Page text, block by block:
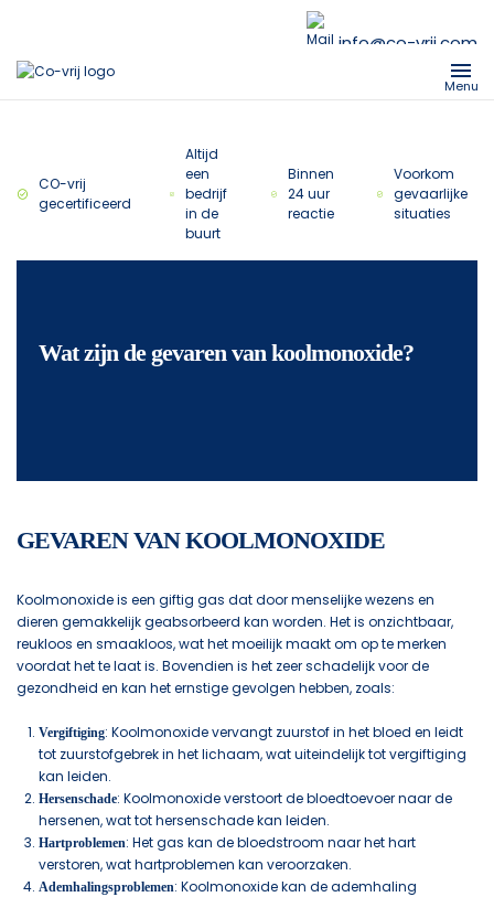
info@co-vrij.com
Menu
CO-vrij
gecertificeerd
Altijd
een
bedrijf
in de
buurt
Binnen
24 uur
reactie
Voorkom
gevaarlijke
situaties
Wat zijn de gevaren van koolmonoxide?
GEVAREN VAN KOOLMONOXIDE
Koolmonoxide is een giftig gas dat door menselijke wezens en
dieren gemakkelijk geabsorbeerd kan worden. Het is onzichtbaar,
reukloos en smaakloos, wat het moeilijk maakt om op te merken
voordat het te laat is. Bovendien is het zeer schadelijk voor de
gezondheid en kan het ernstige gevolgen hebben, zoals:
Vergiftiging: Koolmonoxide vervangt zuurstof in het bloed en leidt
tot zuurstofgebrek in het lichaam, wat uiteindelijk tot vergiftiging
kan leiden.
Hersenschade: Koolmonoxide verstoort de bloedtoevoer naar de
hersenen, wat tot hersenschade kan leiden.
Hartproblemen: Het gas kan de bloedstroom naar het hart
verstoren, wat hartproblemen kan veroorzaken.
Ademhalingsproblemen: Koolmonoxide kan de ademhaling